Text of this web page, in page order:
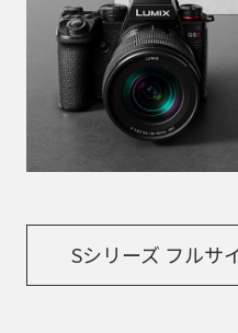
Sシリーズ フルサ